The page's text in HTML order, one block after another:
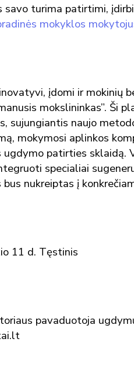
turima patirtimi,
mokyklos
įdomi ir mokinių
mokslininkas”. Ši
sujungiantis naujo
mokymosi aplinkos
patirties sklaidą.
specialiai
nukreiptas į
11 d. Tęstinis
pavaduotoja